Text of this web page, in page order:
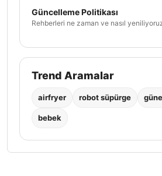
Güncelleme Politikası
Rehberleri ne zaman ve nasıl
Trend Aramalar
airfryer robot süpürge
bebek